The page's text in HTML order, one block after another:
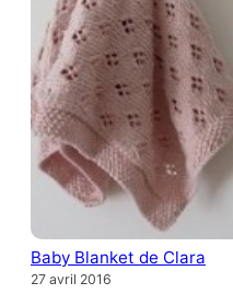
Baby Blanket de Clara
27 avril 2016